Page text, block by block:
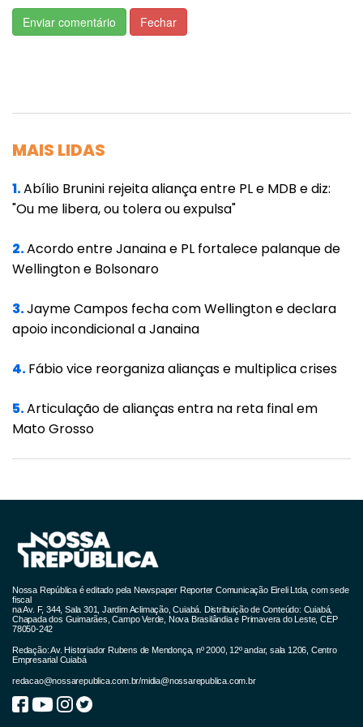
“O objetivo do governo é, além de garantir
melhorias para manter o padrão e a
aprendizagem dos estudantes”, afirma Alan
Pelo novo decreto, os repasses para o PDE
Educação (Seduc-MT) aos Conselhos
Deliberativos da Comunidade Escolar (CDCL)
em duas parcelas e não mais em quatro.
Estes recursos são utilizados pelas unidades
escolares para aquisição de materiais de
diárias, pagamento de tributos, tarifas,
faturas de telefone, água, entre outros.
número de matrículas inseridas no SigEduca.
alunos e recebiam R$ 10.800,00 divididos em 4
parcelas, vão receber R$ 15.882,48 em duas
parcelas.
Se a escola atende de 101 a 200 estudantes,
os recursos passam de R$ 16.600,00 para R$
24.411,96.
Enviar comentário Fechar
MAIS LIDAS
1.Abílio Brunini rejeita aliança entre PL e MDB e diz:
"Ou me libera, ou tolera ou expulsa"
2.Acordo entre Janaina e PL fortalece palanque de
Wellington e Bolsonaro
3.Jayme Campos fecha com Wellington e declara
apoio incondicional a Janaina
4.Fábio vice reorganiza alianças e multiplica crises
5.Articulação de alianças entra na reta final em
Mato Grosso
Nossa República é editado pela Newspaper Reporter Comunicação Eireli Ltda, com sede
fiscal
na Av. F, 344, Sala 301, Jardim Aclimação, Cuiabá. Distribuição de Conteúdo: Cuiabá,
Chapada dos Guimarães, Campo Verde, Nova Brasilândia e Primavera do Leste, CEP
78050-242
Redação: Av. Historiador Rubens de Mendonça, nº 2000, 12º andar, sala 1206, Centro
Empresarial Cuiabá
redacao@nossarepublica.com.br/midia@nossarepublica.com.br